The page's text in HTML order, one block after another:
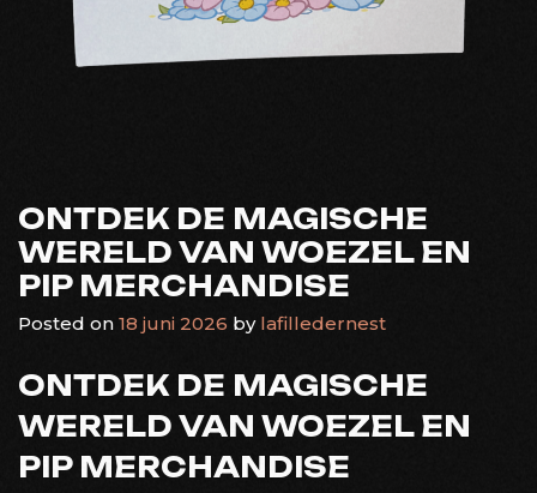
ONTDEK DE MAGISCHE
WERELD VAN WOEZEL EN
PIP MERCHANDISE
Posted on 18 juni 2026 by lafilledernest
ONTDEK DE MAGISCHE
WERELD VAN WOEZEL EN
PIP MERCHANDISE